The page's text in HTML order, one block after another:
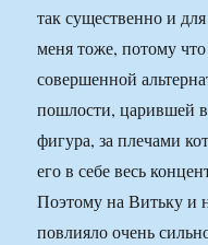
так существенно и
меня тоже, потому
совершенной
пошлости, царившей
фигура, за плечами
его в себе весь
Поэтому на Витьку и
повлияло очень